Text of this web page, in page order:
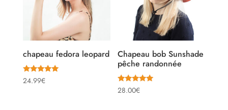
chapeau fedora leopard
Note
5.00
24.99€
Chapeau bob Sunshade
pêche randonnée
Note
5.00
28.00€